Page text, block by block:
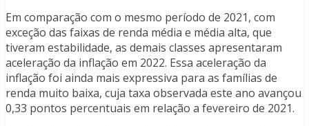
Em comparação com o mesmo período de 2021, com
exceção das faixas de renda média e média alta, que
tiveram estabilidade, as demais classes apresentaram
aceleração da inflação em 2022. Essa aceleração da
inflação foi ainda mais expressiva para as famílias de
renda muito baixa, cuja taxa observada este ano avançou
0,33 pontos percentuais em relação a fevereiro de 2021.